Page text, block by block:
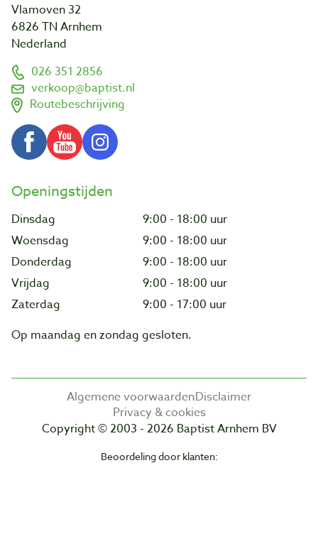
Vlamoven 32
6826 TN Arnhem
Nederland
026 351 2856
verkoop@baptist.nl
Routebeschrijving
Openingstijden
Dinsdag
9:00 - 18:00 uur
Woensdag
9:00 - 18:00 uur
Donderdag
9:00 - 18:00 uur
Vrijdag
9:00 - 18:00 uur
Zaterdag
9:00 - 17:00 uur
Op maandag en zondag gesloten.
Algemene voorwaardenDisclaimer
Privacy & cookies
Copyright © 2003 - 2026 Baptist Arnhem BV
Beoordeling door klanten: